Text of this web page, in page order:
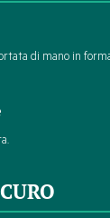
di mano in